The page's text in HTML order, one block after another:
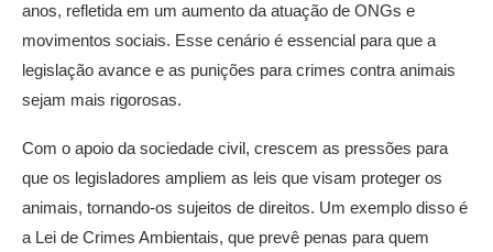
anos, refletida em um aumento da atuação de ONGs e
movimentos sociais. Esse cenário é essencial para que a
legislação avance e as punições para crimes contra animais
sejam mais rigorosas.
Com o apoio da sociedade civil, crescem as pressões para
que os legisladores ampliem as leis que visam proteger os
animais, tornando-os sujeitos de direitos. Um exemplo disso é
a Lei de Crimes Ambientais, que prevê penas para quem